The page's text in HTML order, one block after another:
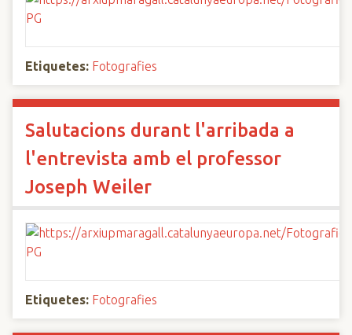
Etiquetes: Fotografies
Salutacions durant l'arribada a
l'entrevista amb el professor
Joseph Weiler
Etiquetes: Fotografies